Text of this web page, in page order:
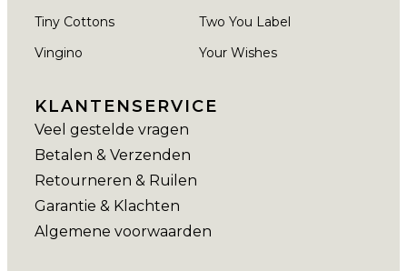
Tiny Cottons
Two You Label
Vingino
Your Wishes
KLANTENSERVICE
Veel gestelde vragen
Betalen & Verzenden
Retourneren & Ruilen
Garantie & Klachten
Algemene voorwaarden